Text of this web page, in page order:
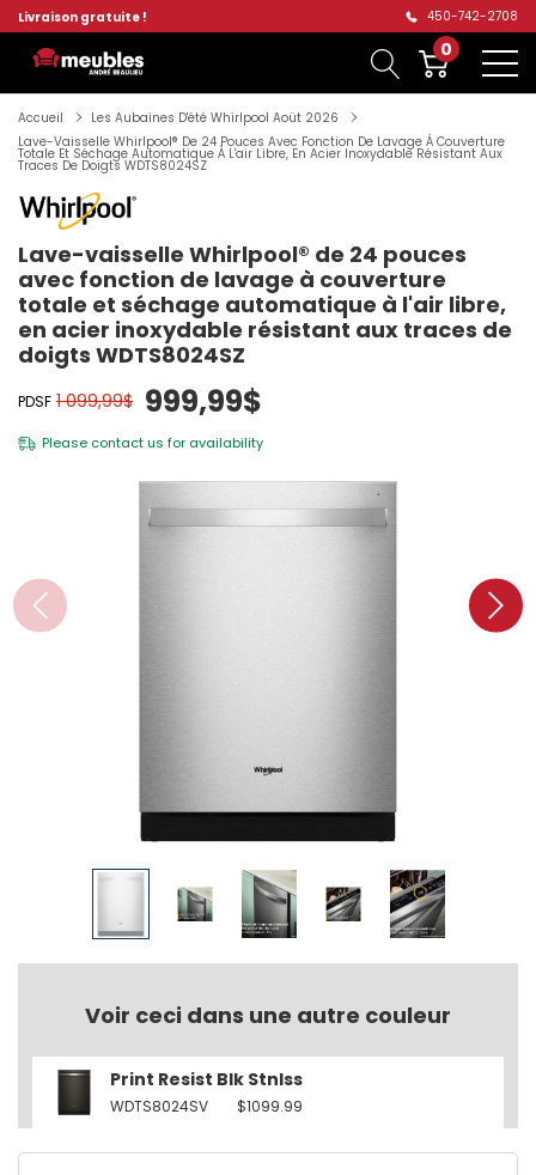
Livraison gratuite ! 450-742-2708
0
Accueil
Les Aubaines D'été Whirlpool Aoüt 2026
Lave-Vaisselle Whirlpool® De 24 Pouces Avec Fonction De Lavage À Couverture
Totale Et Séchage Automatique À L'air Libre, En Acier Inoxydable Résistant Aux
Traces De Doigts WDTS8024SZ
Lave-vaisselle Whirlpool® de 24 pouces
avec fonction de lavage à couverture
totale et séchage automatique à l'air libre,
en acier inoxydable résistant aux traces de
doigts WDTS8024SZ
PDSF 1 099,99$ 999,99$
Please contact us for availability
Voir ceci dans une autre couleur
Print Resist Blk Stnlss
WDTS8024SV $1099.99